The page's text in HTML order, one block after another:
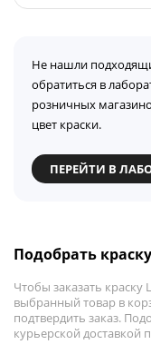
Не нашли
обратиться в
розничных
цвет краски.
ПЕРЕЙТИ В
Подобрать
Чтобы заказать
выбранный товар в
подтвердить заказ.
курьерской доставкой